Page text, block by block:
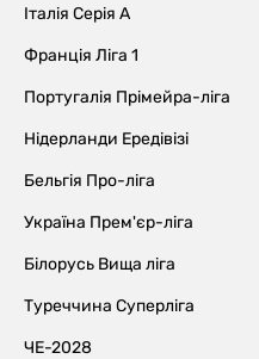
Італія Серія А
Франція Ліга 1
Португалія Прімейра-ліга
Нідерланди Ередівізі
Бельгія Про-ліга
Україна Прем'єр-ліга
Білорусь Вища ліга
Туреччина Суперліга
ЧЕ-2028